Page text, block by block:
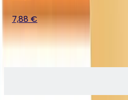
7,88 €